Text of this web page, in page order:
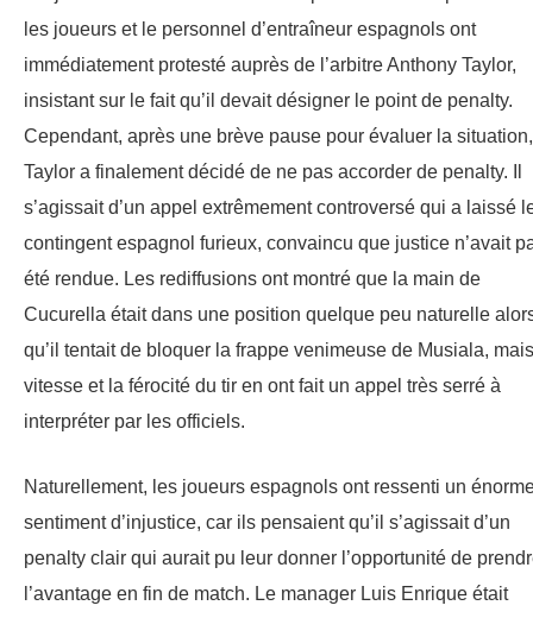
les joueurs et le personnel d’entraîneur espagnols ont
immédiatement protesté auprès de l’arbitre Anthony Taylor,
insistant sur le fait qu’il devait désigner le point de penalty.
Cependant, après une brève pause pour évaluer la situation,
Taylor a finalement décidé de ne pas accorder de penalty. Il
s’agissait d’un appel extrêmement controversé qui a laissé
contingent espagnol furieux, convaincu que justice n’avait
été rendue. Les rediffusions ont montré que la main de
Cucurella était dans une position quelque peu naturelle
qu’il tentait de bloquer la frappe venimeuse de Musiala,
vitesse et la férocité du tir en ont fait un appel très serré à
interpréter par les officiels.
Naturellement, les joueurs espagnols ont ressenti un
sentiment d’injustice, car ils pensaient qu’il s’agissait d’un
penalty clair qui aurait pu leur donner l’opportunité de
l’avantage en fin de match. Le manager Luis Enrique était